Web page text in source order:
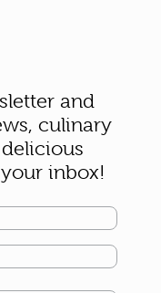
and
culinary
inbox!